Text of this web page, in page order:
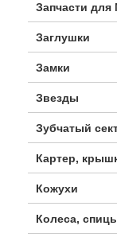
Запчасти для
Заглушки
Замки
Звезды
Зубчатый
Картер,
Кожухи
Колеса,